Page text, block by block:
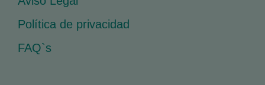
Política de privacidad
FAQ`s